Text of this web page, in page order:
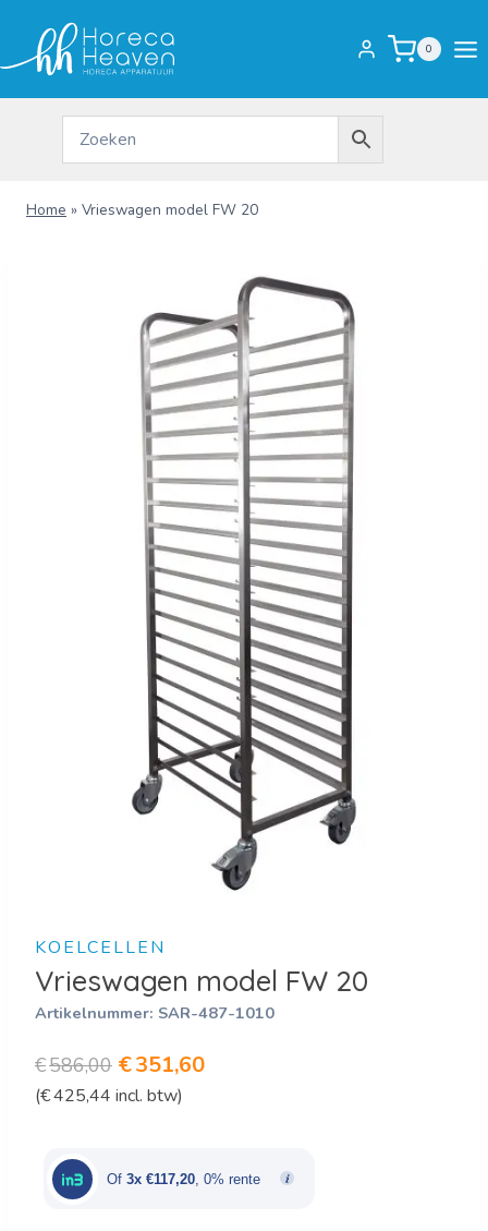
inhoud
0
Home » Vrieswagen model FW 20
KOELCELLEN
Vrieswagen model FW 20
Artikelnummer: SAR-487-1010
€586,00 Oorspronkelijke
prijs
€586,00.
€351,60Huidige
€351,60.
(€425,44 incl. btw)
Of 3x €117,20, 0% rente